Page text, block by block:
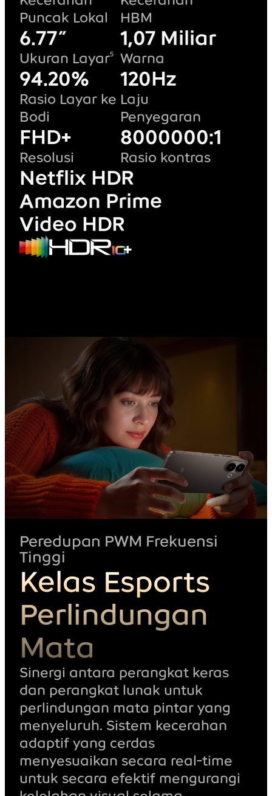
6.77″
Ukuran Layar5
120Hz
Laju
Penyegaran
94.20%
Rasio Layar ke
Bodi​
1,07 Miliar
Warna
8000000:1
Rasio kontras
FHD+
Resolusi
Netflix HDR
Amazon Prime
Video HDR
Puncak Lokal
HBM
Peredupan PWM Frekuensi
Tinggi
Kelas Esports
Perlindungan
Mata
Sinergi antara perangkat keras
dan perangkat lunak untuk
perlindungan mata pintar yang
menyeluruh. Sistem kecerahan
adaptif yang cerdas
menyesuaikan secara real-time
untuk secara efektif mengurangi